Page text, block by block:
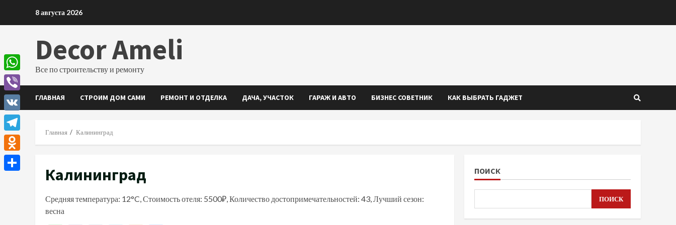
8 августа 2026
Decor Ameli
Все по строительству и ремонту
ГЛАВНАЯ СТРОИМ ДОМ САМИ РЕМОНТ И ОТДЕЛКА ДАЧА, УЧАСТОК ГАРАЖ И АВТО БИЗНЕС СОВЕТНИК КАК ВЫБРАТЬ ГАДЖЕТ
Главная Калининград
Калининград
Средняя температура: 12°C, Стоимость отеля: 5500₽, Количество достопримечательностей: 43, Лучший сезон:
весна
ПОИСК
ПОИСК
WhatsApp
Viber
VK
Telegram
Odnoklassniki